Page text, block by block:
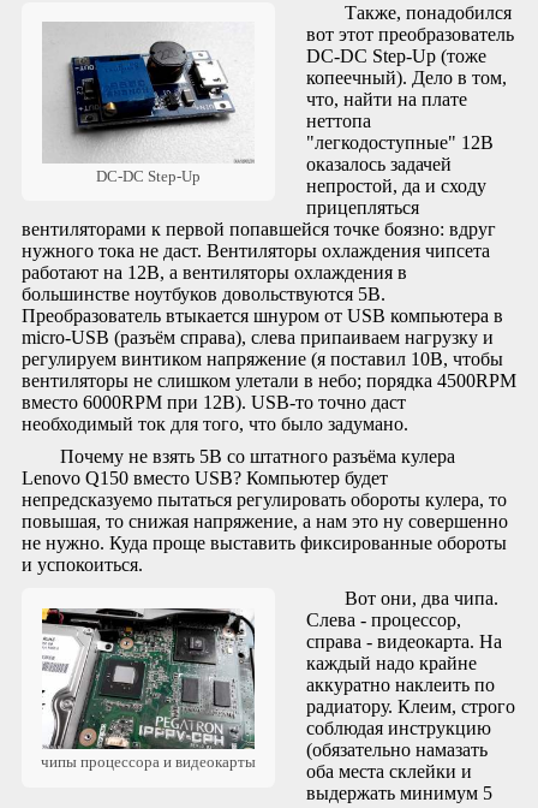
DC-DC Step-Up
Также, понадобился
вот этот преобразователь
DC-DC Step-Up (тоже
копеечный). Дело в том,
что, найти на плате
неттопа
"легкодоступные" 12В
оказалось задачей
непростой, да и сходу
прицепляться
вентиляторами к первой попавшейся точке боязно: вдруг
нужного тока не даст. Вентиляторы охлаждения чипсета
работают на 12В, а вентиляторы охлаждения в
большинстве ноутбуков довольствуются 5В.
Преобразователь втыкается шнуром от USB компьютера в
micro-USB (разъём справа), слева припаиваем нагрузку и
регулируем винтиком напряжение (я поставил 10В, чтобы
вентиляторы не слишком улетали в небо; порядка 4500RPM
вместо 6000RPM при 12В). USB-то точно даст
необходимый ток для того, что было задумано.
Почему не взять 5В со штатного разъёма кулера
Lenovo Q150 вместо USB? Компьютер будет
непредсказуемо пытаться регулировать обороты кулера, то
повышая, то снижая напряжение, а нам это ну совершенно
не нужно. Куда проще выставить фиксированные обороты
и успокоиться.
чипы процессора и видеокарты
Вот они, два чипа.
Слева - процессор,
справа - видеокарта. На
каждый надо крайне
аккуратно наклеить по
радиатору. Клеим, строго
соблюдая инструкцию
(обязательно намазать
оба места склейки и
выдержать минимум 5